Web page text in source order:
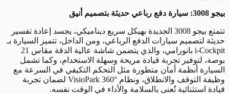
بيجو 3008: سيارة دفع رباعي حديثة بتصميم أنيق
تتمتع بيجو 3008 الجديدة بهيكل سريع ديناميكي، يجسد إعادة تفسير
حديثة لتصميم سيارات الدفع الرباعي، ومن الداخل، تتميز السيارة بـ
i-Cockpit بانورامي، والذي يتضمن شاشة عالية الدقة مقاس 21
بوصة، لتوفير تجربة قيادة مريحة وسهلة الاستخدام، وكما تشمل
السيارة أنظمة أمان متطورة مثل التحكم التكيفي في السرعة مع
وظيفة التوقف والانطلاق، ونظام VisioPark 360° لضمان تجربة
قيادة استثنائية تُعنى بالسلامة والأداء في الوقت نفسه.